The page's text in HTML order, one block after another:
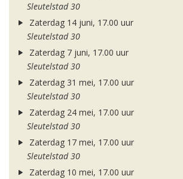
Sleutelstad 30
Zaterdag 14 juni, 17.00 uur
Sleutelstad 30
Zaterdag 7 juni, 17.00 uur
Sleutelstad 30
Zaterdag 31 mei, 17.00 uur
Sleutelstad 30
Zaterdag 24 mei, 17.00 uur
Sleutelstad 30
Zaterdag 17 mei, 17.00 uur
Sleutelstad 30
Zaterdag 10 mei, 17.00 uur